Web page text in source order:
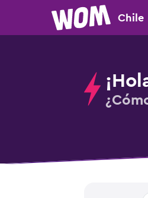
Chile